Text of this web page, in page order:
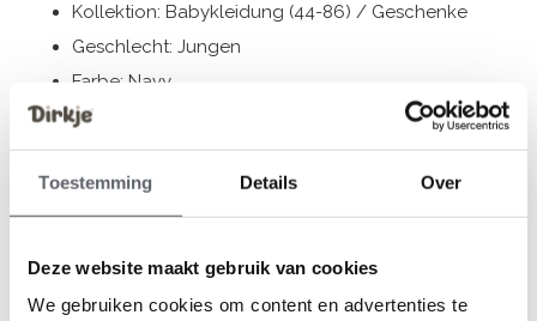
Toestemming Details Over
Deze website maakt gebruik van cookies
We gebruiken cookies om content en advertenties te
Kollektion: Babykleidung (44-86) / Geschenke
Geschlecht: Jungen
Farbe: Navy
Zusammensetzung: 96% Organic Cotton/ 4%
Elastane
Artikelnummer: WN1272